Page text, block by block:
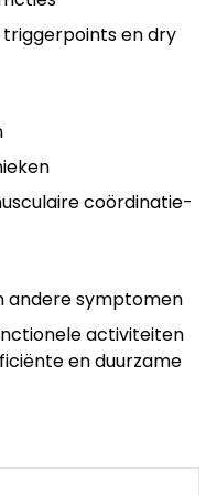
en dry
coördinatie-
andere symptomen
activiteiten
en duurzame